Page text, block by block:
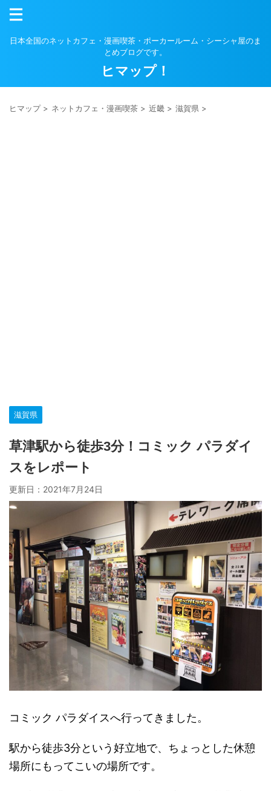
日本全国のネットカフェ・漫画喫茶・ポーカールーム・シーシャ屋のま
とめブログです。
ヒマップ！
ヒマップ> ネットカフェ・漫画喫茶 > 近畿 > 滋賀県 >
滋賀県
草津駅から徒歩3分！コミック パラダイ
スをレポート
更新日： 2021年7月24日
コミック パラダイスへ行ってきました。
駅から徒歩3分という好立地で、ちょっとした休憩
場所にもってこいの場所です。